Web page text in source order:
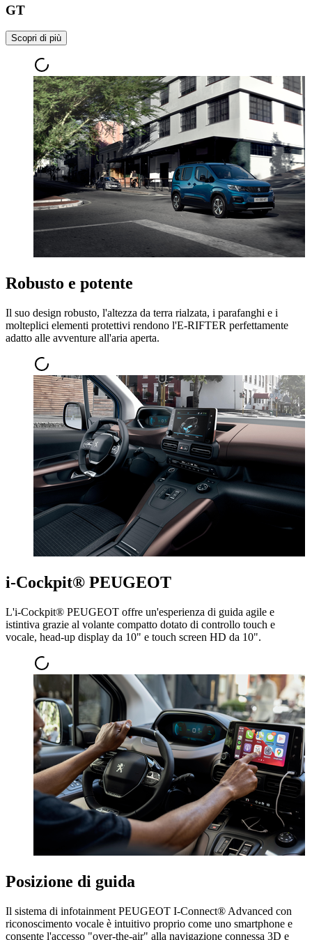
GT
Scopri di più
Robusto e potente
Il suo design robusto, l'altezza da terra rialzata, i parafanghi e i
molteplici elementi protettivi rendono l'E-RIFTER perfettamente
adatto alle avventure all'aria aperta.
i-Cockpit® PEUGEOT
L'i-Cockpit® PEUGEOT offre un'esperienza di guida agile e
istintiva grazie al volante compatto dotato di controllo touch e
vocale, head-up display da 10" e touch screen HD da 10".
Posizione di guida
Il sistema di infotainment PEUGEOT I-Connect® Advanced con
riconoscimento vocale è intuitivo proprio come uno smartphone e
consente l'accesso "over-the-air" alla navigazione connessa 3D e